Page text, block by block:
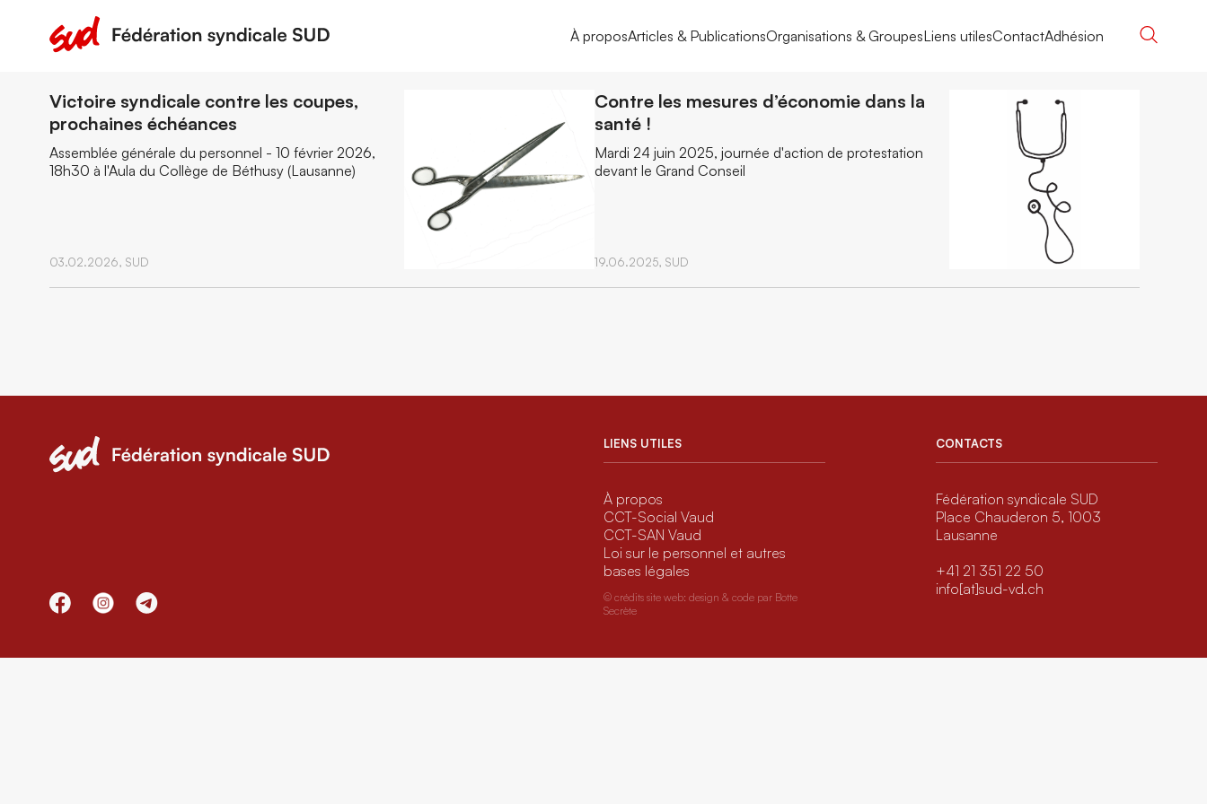
À proposArticles & PublicationsOrganisations & GroupesLiens utilesContactAdhésion
Victoire syndicale contre les coupes,
prochaines échéances
Assemblée générale du personnel - 10 février 2026,
18h30 à l'Aula du Collège de Béthusy (Lausanne)
03.02.2026, SUD
Contre les mesures d’économie dans la
santé !
Mardi 24 juin 2025, journée d'action de protestation
devant le Grand Conseil
19.06.2025, SUD
LIENS UTILES
À propos
CCT-Social Vaud
CCT-SAN Vaud
Loi sur le personnel et autres
bases légales
CONTACTS
Fédération syndicale SUD
Place Chauderon 5, 1003
Lausanne
+41 21 351 22 50
info[at]sud-vd.ch
© crédits site web: design & code par Botte
Secrète